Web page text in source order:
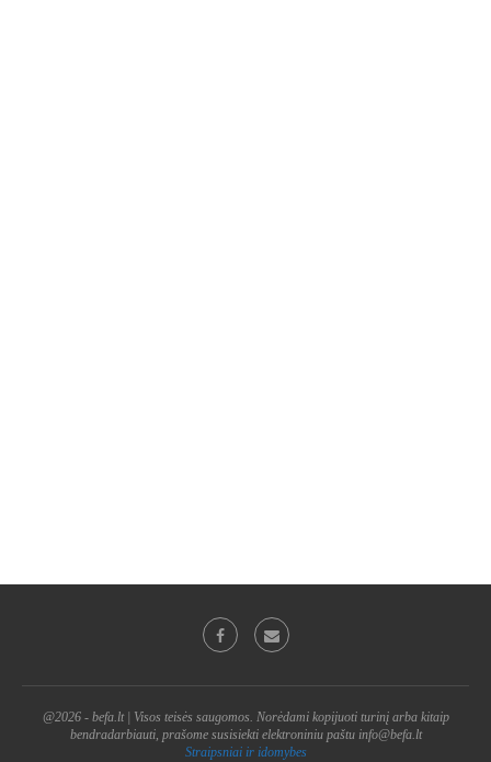
@2026 - befa.lt | Visos teisės saugomos. Norėdami kopijuoti turinį arba kitaip
bendradarbiauti, prašome susisiekti elektroniniu paštu info@befa.lt
Straipsniai ir idomybes